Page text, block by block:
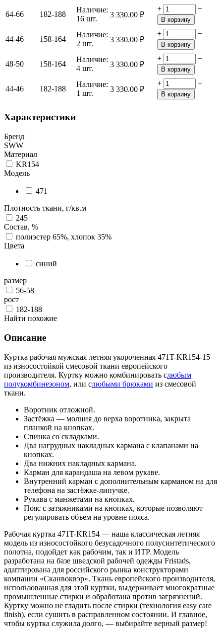
64-66 182-188
Наличие:
16 шт.
3 330.00 ₽
+ −
В корзину
44-46 158-164
Наличие:
2 шт.
3 330.00 ₽
+ −
В корзину
48-50 158-164
Наличие:
4 шт.
3 330.00 ₽
+ −
В корзину
44-46 182-188
Наличие:
1 шт.
3 330.00 ₽
+ −
В корзину
Характеристики
Бренд
SWW
Материал
KR154
Модель
471
Плотность ткани, г/кв.м
245
Состав, %
полиэстер 65%, хлопок 35%
Цвета
синий
размер
56-58
рост
182-188
Найти похожие
Описание
Куртка рабочая мужская летняя укороченная 471T-KR154-15
из износостойкой смесовой ткани европейского
производителя. Куртку можно комбинировать слюбым
полукомбинезоном, или слюбыми брюками из смесовой
ткани.
Воротник отложной.
Застёжка — молния до верха воротника, закрыта
планкой на кнопках.
Спинка со складками.
Два нагрудных накладных кармана с клапанами на
кнопках.
Два нижних накладных кармана.
Карман для карандаша на левом рукаве.
Внутренний карман с дополнительным карманом на для
телефона на застёжке-липучке.
Рукава с манжетами на кнопках.
Пояс с затяжниками на кнопках, которые позволяют
регулировать объем на уровне пояса.
Рабочая куртка 471T-KR154 — наша классическая летняя
модель из износостойкого безусадочного полусинтетического
полотна, подойдет как рабочим, так и ИТР. Модель
разработана на базе шведской рабочей одежды Fristads,
адаптирована для российского рынка конструкторами
компании «Сканвоквэр». Ткань европейского производителя,
использованная для этой куртки, выдерживает многократные
промышленные стирки и обработана против загрязнений.
Куртку можно не гладить после стирки (технология easy care
finish), если сушить в расправленном состоянии. И главное,
чтобы куртка служила долго, — выбирайте верный размер!